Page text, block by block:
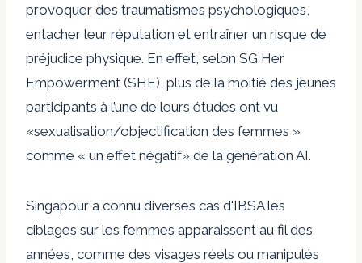
provoquer des traumatismes psychologiques,
entacher leur réputation et entraîner un risque de
préjudice physique. En effet, selon SG Her
Empowerment (SHE), plus de la moitié des jeunes
participants à l’une de leurs études ont vu
«sexualisation/objectification des femmes »
comme « un effet négatif» de la génération AI.
Singapour a connu diverses cas d'IBSAles
ciblages sur les femmes apparaissent au fil des
années, comme des visages réels ou manipulés